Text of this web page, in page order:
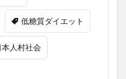
低糖質ダイエット
本人村社会